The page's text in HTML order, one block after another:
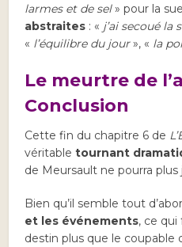
larmes et de sel» pour la
abstraites : « j’ai secoué la
« l’équilibre du jour», « la
Le meurtre de
Conclusion
Cette fin du chapitre 6 de
véritabletournant
de Meursault ne pourra
Bien qu’il semble tout
et les événements, ce
destin plus que le coupable